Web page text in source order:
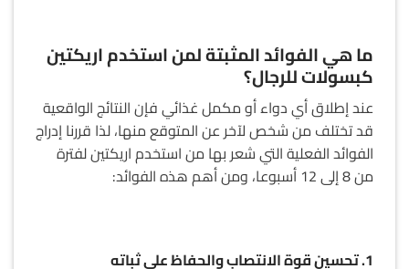
ما هي الفوائد المثبتة لمن استخدم اريكتين
كبسولات للرجال؟
عند إطلاق أي دواء أو مكمل غذائي فإن النتائج الواقعية
قد تختلف من شخص لآخر عن المتوقع منها، لذا قررنا إدراج
الفوائد الفعلية التي شعر بها من استخدم اريكتين لفترة
من 8 إلى 12 أسبوعا، ومن أهم هذه الفوائد:
1. تحسين قوة الانتصاب والحفاظ على ثباته